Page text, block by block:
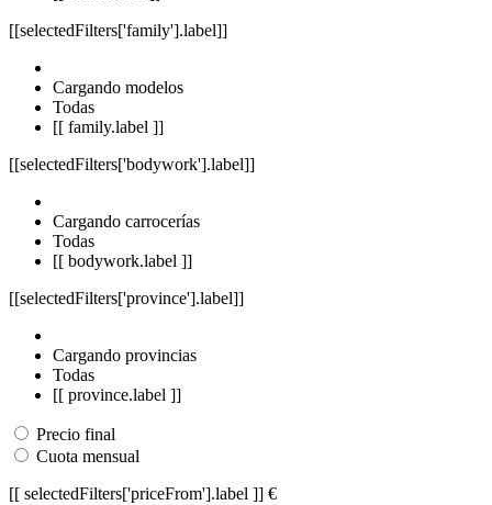
[[selectedFilters['family'].label]]
Cargando modelos
Todas
[[ family.label ]]
[[selectedFilters['bodywork'].label]]
Cargando carrocerías
Todas
[[ bodywork.label ]]
[[selectedFilters['province'].label]]
Cargando provincias
Todas
[[ province.label ]]
Precio final
Cuota mensual
[[ selectedFilters['priceFrom'].label ]] €